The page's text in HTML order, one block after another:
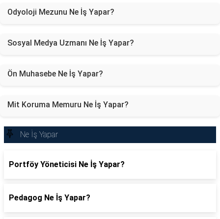
Odyoloji Mezunu Ne İş Yapar?
Sosyal Medya Uzmanı Ne İş Yapar?
Ön Muhasebe Ne İş Yapar?
Mit Koruma Memuru Ne İş Yapar?
Ne İş Yapar
Portföy Yöneticisi Ne İş Yapar?
Pedagog Ne İş Yapar?